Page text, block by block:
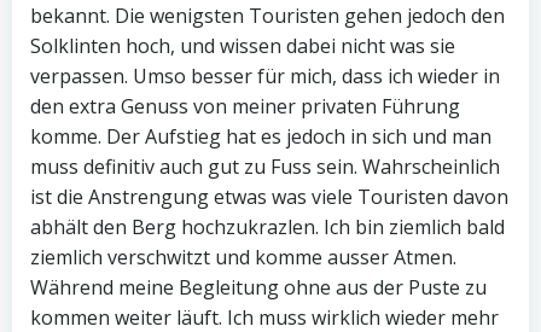
bekannt. Die wenigsten Touristen gehen jedoch den
Solklinten hoch, und wissen dabei nicht was sie
verpassen. Umso besser für mich, dass ich wieder in
den extra Genuss von meiner privaten Führung
komme. Der Aufstieg hat es jedoch in sich und man
muss definitiv auch gut zu Fuss sein. Wahrscheinlich
ist die Anstrengung etwas was viele Touristen davon
abhält den Berg hochzukrazlen. Ich bin ziemlich bald
ziemlich verschwitzt und komme ausser Atmen.
Während meine Begleitung ohne aus der Puste zu
kommen weiter läuft. Ich muss wirklich wieder mehr